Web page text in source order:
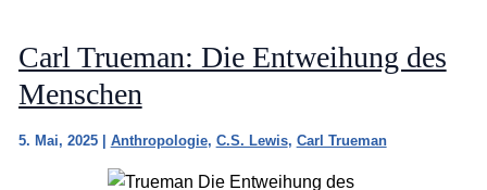
Carl Trueman: Die Entweihung des
Menschen
5. Mai, 2025 | Anthropologie, C.S. Lewis, Carl Trueman